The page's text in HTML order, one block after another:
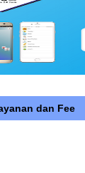
dan Fee
anda kepada